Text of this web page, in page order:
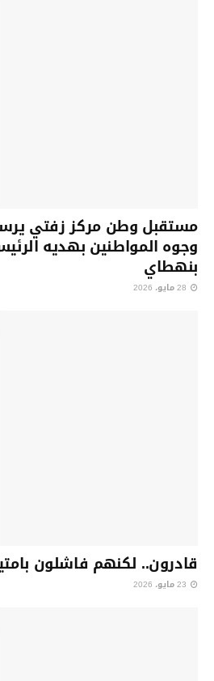
مستقبل وطن مركز زفتي
وجوه المواطنين بهديه
بنهطاي
قادرون.. لكنهم فاشلون